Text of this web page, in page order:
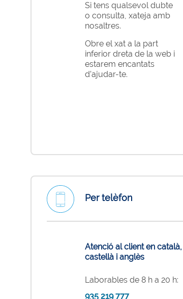
Si tens qualsevol dubte
o consulta, xateja amb
nosaltres.
Obre el xat a la part
inferior dreta de la web i
estarem encantats
d’ajudar-te.
Per telèfon
Atenció al client en català,
castellà i anglès
Laborables de 8 h a 20 h:
935 219 777